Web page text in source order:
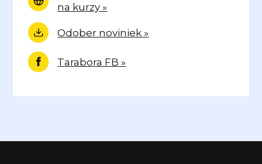
na kurzy »
Odober noviniek »
Tarabora FB »